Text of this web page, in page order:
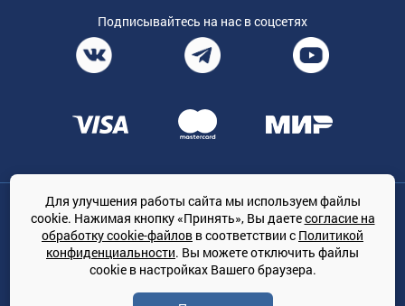
Подписывайтесь на нас в соцсетях
Общество с ограниченной ответственностью «ТРЕЙДКОН», ОГРН:
1167847364079, 197022, г. Санкт-Петербург, проспект Медиков, 7
КЛИМАТПРОФ.ONLINE - оптовая продажа кондиционеров и
климатической техники на территории РФ
© Сайт принадлежит ООО «ТРЕЙДКОН»
Для улучшения работы сайта мы используем файлы
cookie. Нажимая кнопку «Принять», Вы даетесогласие на
обработку cookie-файлов в соответствии с Политикой
конфиденциальности. Вы можете отключить файлы
cookie в настройках Вашего браузера.